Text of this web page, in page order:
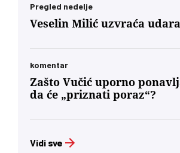
Pregled nedelje
Veselin Milić uzvraća
komentar
Zašto Vučić uporno
da će „priznati poraz“?
Vidi sve